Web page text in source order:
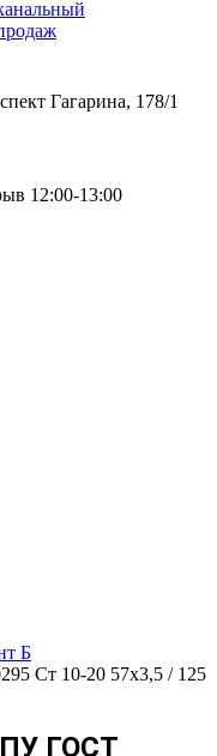
Гагарина, 178/1
12:00-13:00
Б
Ст 10-20 57x3,5 / 125
ГОСТ